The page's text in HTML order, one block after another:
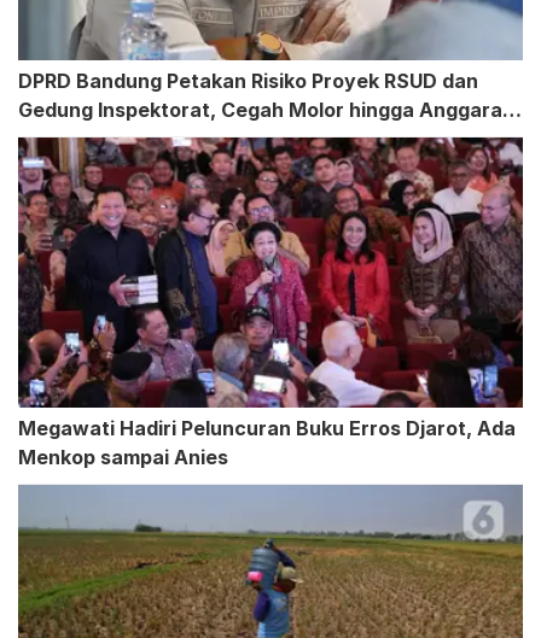
DPRD Bandung Petakan Risiko Proyek RSUD dan
Gedung Inspektorat, Cegah Molor hingga Anggaran
Membengkak
Megawati Hadiri Peluncuran Buku Erros Djarot, Ada
Menkop sampai Anies